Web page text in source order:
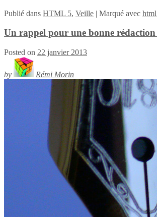
Publié dans HTML 5, Veille | Marqué avec
Un rappel pour une bonne rédaction
Posted on 22 janvier 2013
by Rémi Morin